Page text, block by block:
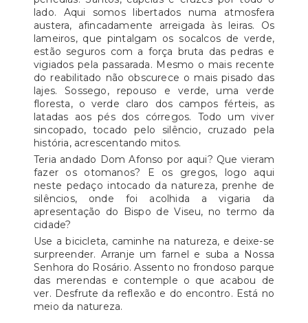
lado. Aqui somos libertados numa atmosfera
austera, afincadamente arreigada às leiras. Os
lameiros, que pintalgam os socalcos de verde,
estão seguros com a força bruta das pedras e
vigiados pela passarada. Mesmo o mais recente
do reabilitado não obscurece o mais pisado das
lajes. Sossego, repouso e verde, uma verde
floresta, o verde claro dos campos férteis, as
latadas aos pés dos córregos. Todo um viver
sincopado, tocado pelo silêncio, cruzado pela
história, acrescentando mitos.
Teria andado Dom Afonso por aqui? Que vieram
fazer os otomanos? E os gregos, logo aqui
neste pedaço intocado da natureza, prenhe de
silêncios, onde foi acolhida a vigaria da
apresentação do Bispo de Viseu, no termo da
cidade?
Use a bicicleta, caminhe na natureza, e deixe-se
surpreender. Arranje um farnel e suba a Nossa
Senhora do Rosário. Assento no frondoso parque
das merendas e contemple o que acabou de
ver. Desfrute da reflexão e do encontro. Está no
meio da natureza.